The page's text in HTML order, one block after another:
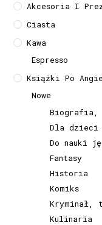
Akcesoria I
Ciasta
Kawa
Espresso
Książki Po
Nowe
Biografia,
Dla dzieci
Do nauki
Fantasy
Historia
Komiks
Kulinaria